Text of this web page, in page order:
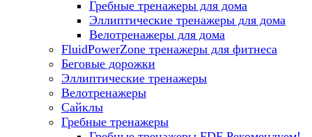
Гребные тренажеры для дома
Эллиптические тренажеры для дома
Велотренажеры для дома
FluidPowerZone тренажеры для фитнеса
Беговые дорожки
Эллиптические тренажеры
Велотренажеры
Сайклы
Гребные тренажеры